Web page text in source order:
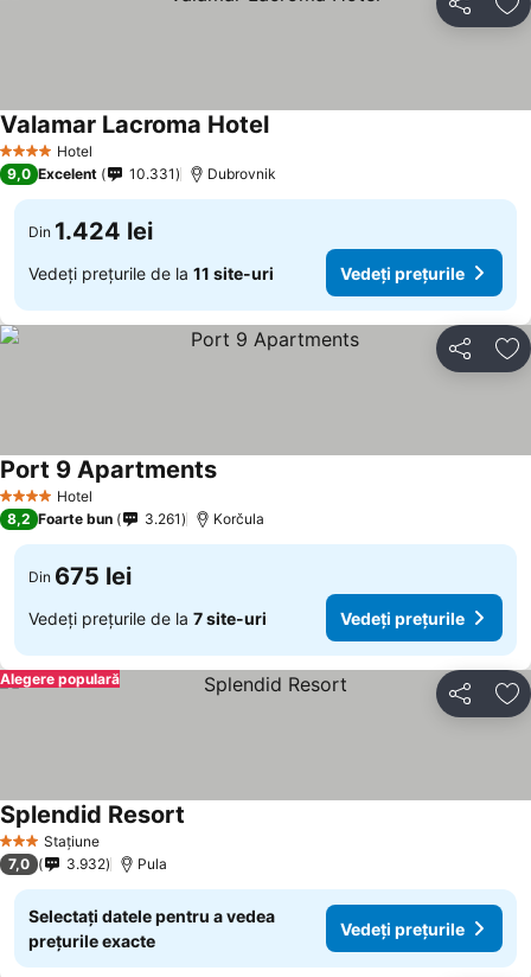
Distribuiți
4 Stele Hotel
Valamar Lacroma HotelVedeți prețurile
9,0 Excelent 10.331 Dubrovnik
Din 1.424 lei
Vedeți prețurile de la 11 site-uri Vedeți prețurile
Distribuiți
4 Stele Hotel
Port 9 ApartmentsVedeți prețurile
8,2 Foarte bun 3.261 Korčula
Din 675 lei
Vedeți prețurile de la 7 site-uri Vedeți prețurile
Distribuiți
Alegere populară
3 SteleStațiune
Splendid Resort
7,0 3.932 Pula
Selectați datele pentru a vedea
prețurile exacte
Vedeți prețurile